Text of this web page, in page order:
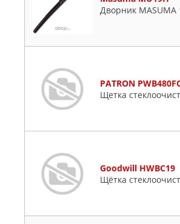
Дворник
PATRON
Щетка
Goodwill HWBC19
Щётка